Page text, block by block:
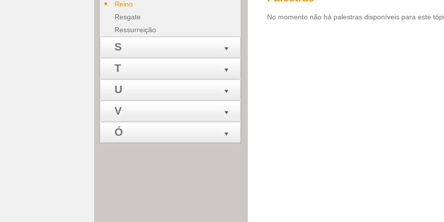
No momento não há palestras disponíveis para este
Reino
Resgate
Ressurreição
S
T
U
V
Ó